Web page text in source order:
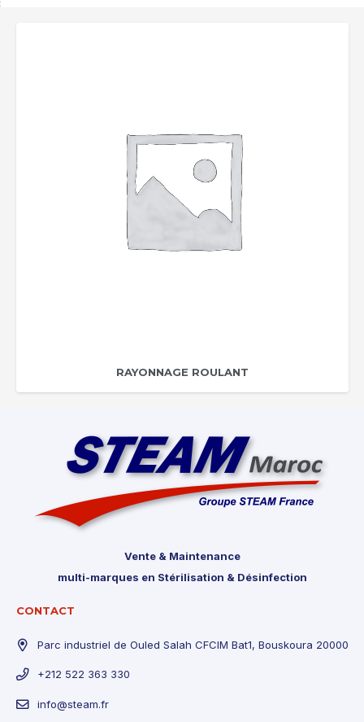
RAYONNAGE ROULANT
Vente & Maintenance
multi-marques en Stérilisation & Désinfection
CONTACT
Parc industriel de Ouled Salah CFCIM Bat1, Bouskoura 20000
+212 522 363 330
info@steam.fr